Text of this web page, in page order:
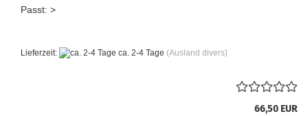
Passt: >
Lieferzeit: ca. 2-4 Tage (Ausland divers)
66,50 EUR